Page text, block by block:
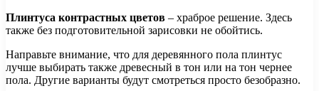
Плинтуса контрастных цветов – храброе решение. Здесь
также без подготовительной зарисовки не обойтись.
Направьте внимание, что для деревянного пола плинтус
лучше выбирать также древесный в тон или на тон чернее
пола. Другие варианты будут смотреться просто безобразно.